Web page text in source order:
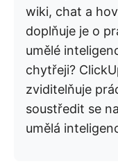
wiki, chat a
doplňuje je o
umělé
chytřeji?
zviditelňuje
soustředit se
umělá